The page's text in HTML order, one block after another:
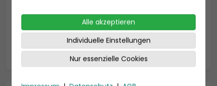
* = Pflichtfelder
Alle akzeptieren
Individuelle Einstellungen
Nur essenzielle Cookies